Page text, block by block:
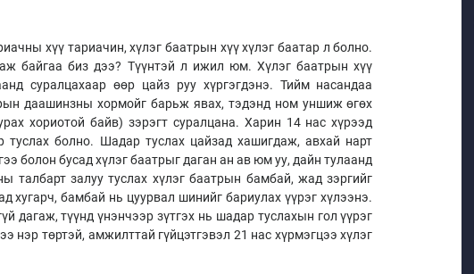
хүү тариачин, хүлэг баатрын хүү хүлэг баатар л болно.
байгаа биз дээ? Түүнтэй л ижил юм. Хүлэг баатрын хүү
суралцахаар өөр цайз руу хүргэгдэнэ. Тийм насандаа
даашинзны хормойг барьж явах, тэдэнд ном уншиж өгөх
хориотой байв) зэрэгт суралцана. Харин 14 нас хүрээд
туслах болно. Шадар туслах цайзад хашигдаж, авхай нарт
болон бусад хүлэг баатрыг даган ан ав юм уу, дайн тулаанд
талбарт залуу туслах хүлэг баатрын бамбай, жад зэргийг
хугарч, бамбай нь цуурвал шинийг бариулах үүрэг хүлээнэ.
дагаж, түүнд үнэнчээр зүтгэх нь шадар туслахын гол үүрэг
нэр төртэй, амжилттай гүйцэтгэвэл 21 нас хүрмэгцээ хүлэг